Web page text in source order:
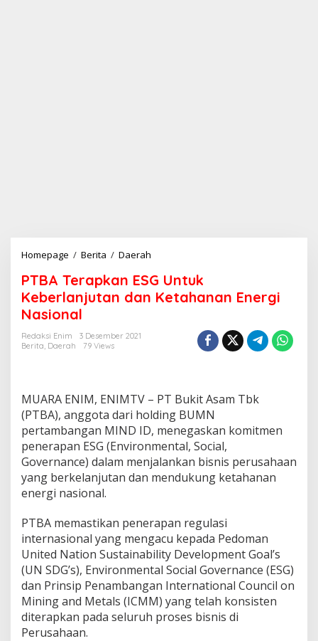
Homepage / Berita / Daerah
B
A
E
S
G
U
n
t
u
e
b
e
r
l
a
n
j
u
PTBA Terapkan ESG Untuk
Keberlanjutan dan Ketahanan Energi
Nasional
Redaksi Enim
3 Desember 2021
Berita, Daerah 79 Views
MUARA ENIM, ENIMTV – PT Bukit Asam Tbk
(PTBA), anggota dari holding BUMN
pertambangan MIND ID, menegaskan komitmen
penerapan ESG (Environmental, Social,
Governance) dalam menjalankan bisnis perusahaan
yang berkelanjutan dan mendukung ketahanan
energi nasional.
PTBA memastikan penerapan regulasi
internasional yang mengacu kepada Pedoman
United Nation Sustainability Development Goal’s
(UN SDG’s), Environmental Social Governance (ESG)
dan Prinsip Penambangan International Council on
Mining and Metals (ICMM) yang telah konsisten
diterapkan pada seluruh proses bisnis di
Perusahaan.